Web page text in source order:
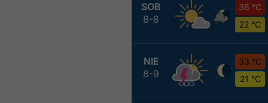
SOB
8-8
36 °C
22 °C
NIE
8-9
33 °C
21 °C